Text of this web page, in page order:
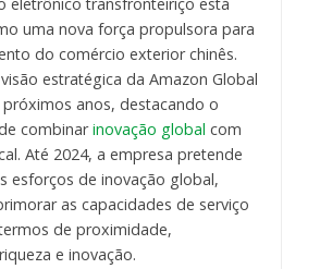
uma nova força propulsora para
do comércio exterior chinês.
estratégica da Amazon Global
próximos anos, destacando o
combinarinovação global com
Até 2024, a empresa pretende
esforços de inovação global,
as capacidades de serviço
de proximidade,
e inovação.